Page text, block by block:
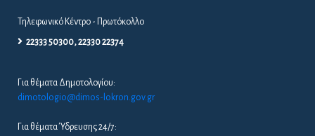
Τηλεφωνικό Κέντρο - Πρωτόκολλο
22333 50300, 22330 22374
Για θέματα Δημοτολογίου:
dimotologio@dimos-lokron.gov.gr
Για θέματα Ύδρευσης 24/7: